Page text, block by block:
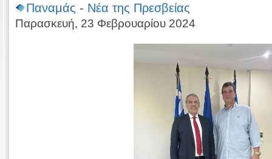
Παναμάς - Νέα της Πρεσβείας
Παρασκευή, 23 Φεβρουαρίου 2024